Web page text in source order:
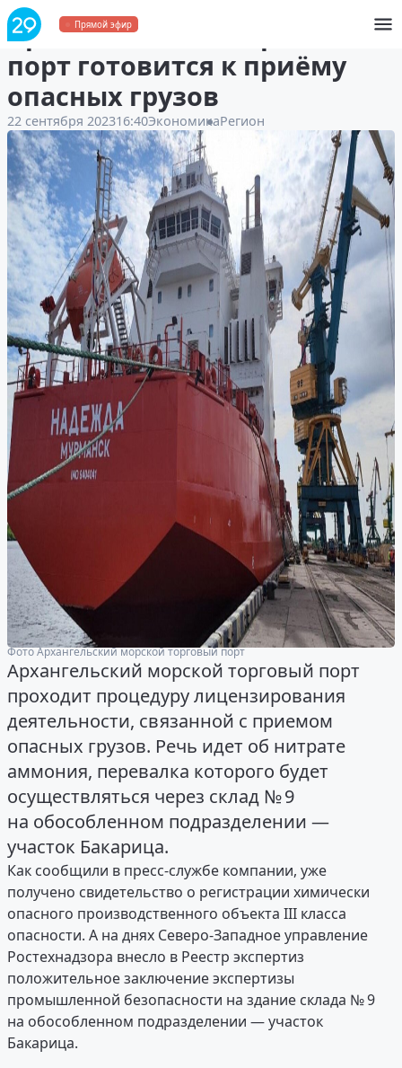
Прямой эфир
Архангельский морской
порт готовится к приёму
опасных грузов
22 сентября 202316:40ЭкономикаРегион
Фото Архангельский морской торговый порт
Архангельский морской торговый порт
проходит процедуру лицензирования
деятельности, связанной с приемом
опасных грузов. Речь идет об нитрате
аммония, перевалка которого будет
осуществляться через склад № 9
на обособленном подразделении —
участок Бакарица.
Как сообщили в пресс-службе компании, уже
получено свидетельство о регистрации химически
опасного производственного объекта III класса
опасности. А на днях Северо-Западное управление
Ростехнадзора внесло в Реестр экспертиз
положительное заключение экспертизы
промышленной безопасности на здание склада № 9
на обособленном подразделении — участок
Бакарица.